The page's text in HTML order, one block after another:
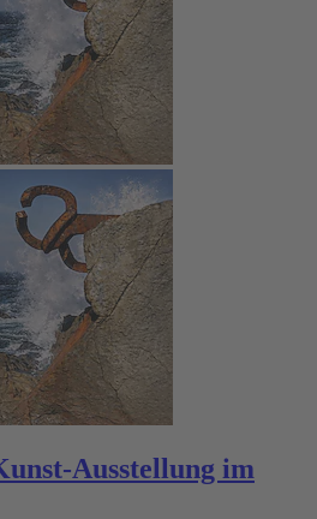
Ausstellung im